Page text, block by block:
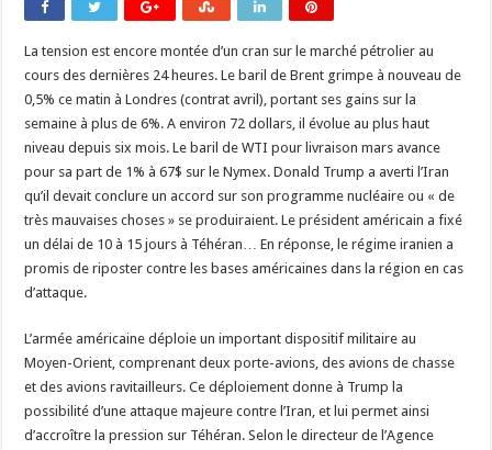
La tension est encore montée d’un cran sur le marché pétrolier au
cours des dernières 24 heures. Le baril de Brent grimpe à nouveau de
0,5% ce matin à Londres (contrat avril), portant ses gains sur la
semaine à plus de 6%. A environ 72 dollars, il évolue au plus haut
niveau depuis six mois. Le baril de WTI pour livraison mars avance
pour sa part de 1% à 67$ sur le Nymex. Donald Trump a averti l’Iran
qu’il devait conclure un accord sur son programme nucléaire ou « de
très mauvaises choses » se produiraient. Le président américain a fixé
un délai de 10 à 15 jours à Téhéran… En réponse, le régime iranien a
promis de riposter contre les bases américaines dans la région en cas
d’attaque.
L’armée américaine déploie un important dispositif militaire au
Moyen-Orient, comprenant deux porte-avions, des avions de chasse
et des avions ravitailleurs. Ce déploiement donne à Trump la
possibilité d’une attaque majeure contre l’Iran, et lui permet ainsi
d’accroître la pression sur Téhéran. Selon le directeur de l’Agence